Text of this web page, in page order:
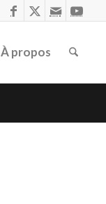
À propos